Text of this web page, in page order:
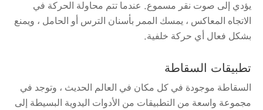
يؤدي إلى صوت نقر مسموع. عندما تتم محاولة الحركة في
الاتجاه المعاكس ، يمسك الممر بأسنان الترس أو الحامل ، ويمنع
بشكل فعال أي حركة خلفية.
تطبيقات السقاطة
السقاطة موجودة في كل مكان في العالم الحديث ، وتوجد في
مجموعة واسعة من التطبيقات من الأدوات اليدوية البسيطة إلى